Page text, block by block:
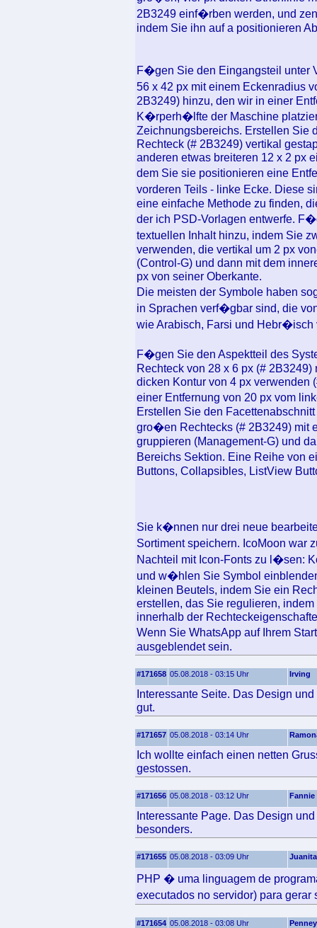
2B3249 einf�rben werden, und
indem Sie ihn auf a positionieren
F�gen Sie den Eingangsteil unter
56 x 42 px mit einem Eckenradius
2B3249) hinzu, den wir in einer
K�rperh�lfte der Maschine
Zeichnungsbereichs. Erstellen Sie
Rechteck (# 2B3249) vertikal
anderen etwas breiteren 12 x 2 px
dem Sie sie positionieren eine
vorderen Teils - linke Ecke. Diese
eine einfache Methode zu finden,
der ich PSD-Vorlagen entwerfe.
textuellen Inhalt hinzu, indem Sie
verwenden, die vertikal um 2 px
(Control-G) und dann mit dem
px von seiner Oberkante.
Die meisten der Symbole haben
in Sprachen verf�gbar sind, die
wie Arabisch, Farsi und Hebr�isch
F�gen Sie den Aspektteil des
Rechteck von 28 x 6 px (#
dicken Kontur von 4 px verwenden
einer Entfernung von 20 px vom
Erstellen Sie den
gro�en Rechtecks (# 2B3249) mit
gruppieren (Management-G) und
Bereichs Sektion. Eine Reihe von
Buttons, Collapsibles, ListView
Sie k�nnen nur drei neue
Sortiment speichern. IcoMoon war
Nachteil mit Icon-Fonts zu l�sen:
und w�hlen Sie Symbol
kleinen Beutels, indem Sie ein
erstellen, das Sie regulieren,
innerhalb der
Wenn Sie WhatsApp auf Ihrem
ausgeblendet sein.
#171658 05.08.2018 - 03:15 Uhr Irving
Interessante Seite. Das Design
gut.
#171657 05.08.2018 - 03:14 Uhr
Ich wollte einfach einen netten
gestossen.
#171656 05.08.2018 - 03:12 Uhr Fannie
Interessante Page. Das Design
besonders.
#171655 05.08.2018 - 03:09 Uhr Juanita
PHP � uma linguagem de
executados no servidor) para
#171654 05.08.2018 - 03:08 Uhr Penney